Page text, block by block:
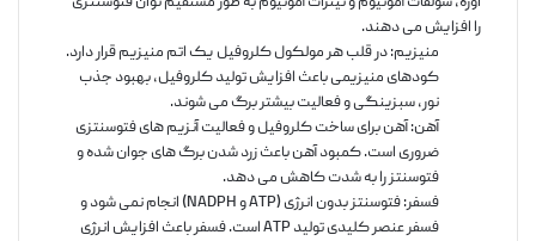
را افزایش می دهند.
منیزیم: در قلب هر مولکول کلروفیل یک اتم منیزیم قرار دارد.
کودهای منیزیمی باعث افزایش تولید کلروفیل، بهبود جذب
نور، سبزینگی و فعالیت بیشتر برگ می شوند.
آهن: آهن برای ساخت کلروفیل و فعالیت آنزیم های فتوسنتزی
ضروری است. کمبود آهن باعث زرد شدن برگ های جوان شده و
فتوسنتز را به شدت کاهش می دهد.
فسفر: فتوسنتز بدون انرژی (ATP و NADPH) انجام نمی شود و
فسفر عنصر کلیدی تولید ATP است. فسفر باعث افزایش انرژی